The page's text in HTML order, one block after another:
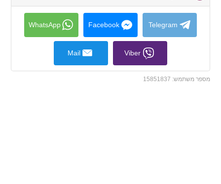
to
collapse
contents
Telegram
Facebook
WhatsApp
Viber
Mail
מספר משתמש: 15851837